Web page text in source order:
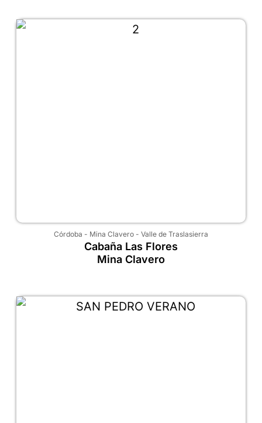
Córdoba - Mina Clavero - Valle de Traslasierra
Cabaña Las Flores
Mina Clavero